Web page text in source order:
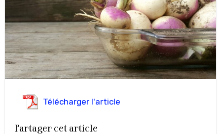
Télécharger l'article
Partager cet article